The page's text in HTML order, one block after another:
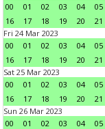
00
01 02 03 04 05
16
17 18 19 20 21
Fri 24 Mar 2023
00
01 02 03 04 05
16
17 18 19 20 21
Sat 25 Mar 2023
00
01 02 03 04 05
16
17 18 19 20 21
Sun 26 Mar 2023
00
01 02 03 04 05